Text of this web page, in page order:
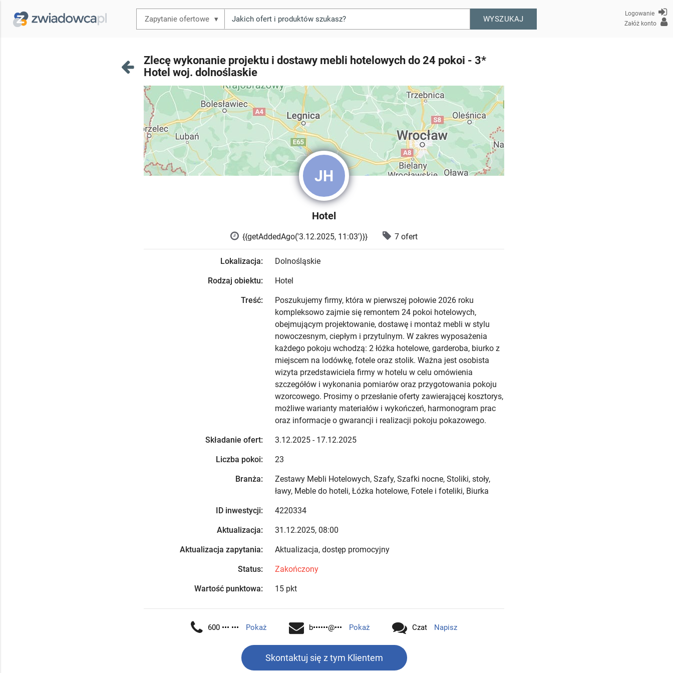
▾ WYSZUKAJ
Logowanie
Załóż konto
Zlecę wykonanie projektu i dostawy mebli hotelowych do 24 pokoi - 3*
Hotel woj. dolnoślaskie
JH
Hotel
{{getAddedAgo('3.12.2025, 11:03')}} 7 ofert
Lokalizacja: Dolnośląskie
Rodzaj obiektu: Hotel
Treść:
Poszukujemy firmy, która w pierwszej połowie 2026 roku
kompleksowo zajmie się remontem 24 pokoi hotelowych,
obejmującym projektowanie, dostawę i montaż mebli w stylu
nowoczesnym, ciepłym i przytulnym. W zakres wyposażenia
każdego pokoju wchodzą: 2 łóżka hotelowe, garderoba, biurko z
miejscem na lodówkę, fotele oraz stolik. Ważna jest osobista
wizyta przedstawiciela firmy w hotelu w celu omówienia
szczegółów i wykonania pomiarów oraz przygotowania pokoju
wzorcowego. Prosimy o przesłanie oferty zawierającej kosztorys,
możliwe warianty materiałów i wykończeń, harmonogram prac
oraz informacje o gwarancji i realizacji pokoju pokazowego.
Składanie ofert: 3.12.2025 - 17.12.2025
Liczba pokoi: 23
Branża:
Zestawy Mebli Hotelowych, Szafy, Szafki nocne, Stoliki, stoły,
ławy, Meble do hoteli, Łóżka hotelowe, Fotele i foteliki, Biurka
ID inwestycji: 4220334
Aktualizacja: 31.12.2025, 08:00
Aktualizacja zapytania: Aktualizacja, dostęp promocyjny
Status: Zakończony
Wartość punktowa: 15 pkt
600 ••• ••• Pokaż b••••••@••• Pokaż Czat Napisz
Skontaktuj się z tym Klientem